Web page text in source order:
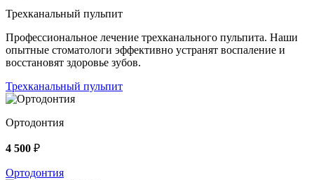
Трехканальный пульпит
Профессиональное лечение трехканального пульпита. Наши
опытные стоматологи эффективно устранят воспаление и
восстановят здоровье зубов.
Трехканальный пульпит
Ортодонтия
4 500 ₽
Ортодонтия